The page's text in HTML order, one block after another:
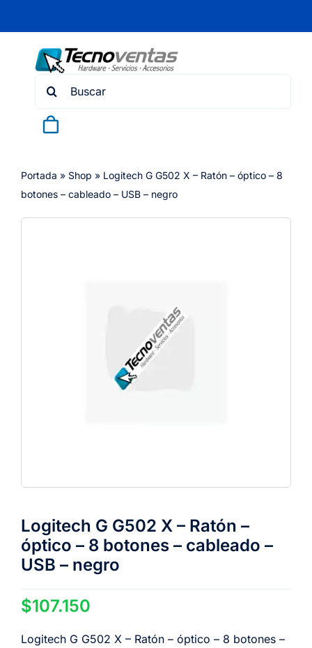
content
Search
Portada » Shop » Logitech G G502 X – Ratón – óptico – 8
botones – cableado – USB – negro
Logitech G G502 X – Ratón –
óptico – 8 botones – cableado –
USB – negro
$107.150
Logitech G G502 X – Ratón – óptico – 8 botones –